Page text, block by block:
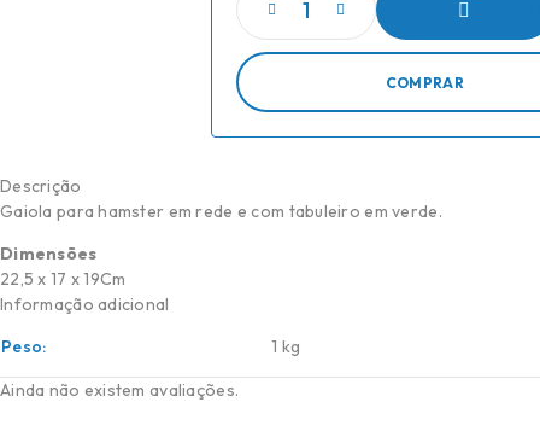
Quantidade de Jaula P/Hamster Verde
COMPRAR
Descrição
Gaiola para hamster em rede e com tabuleiro em verde.
Dimensões
22,5 x 17 x 19Cm
Informação adicional
Peso
1 kg
Ainda não existem avaliações.